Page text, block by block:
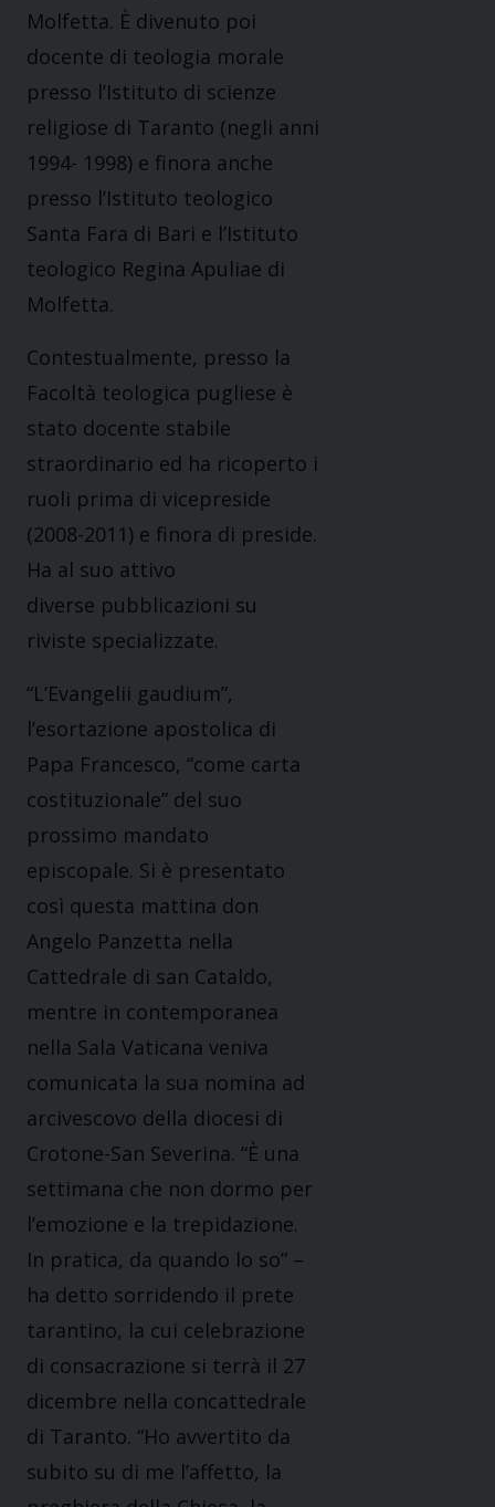
Molfetta. È divenuto poi
docente di teologia morale
presso l’Istituto di scienze
religiose di Taranto (negli anni
1994- 1998) e finora anche
presso l’Istituto teologico
Santa Fara di Bari e l’Istituto
teologico Regina Apuliae di
Molfetta.
Contestualmente, presso la
Facoltà teologica pugliese è
stato docente stabile
straordinario ed ha ricoperto i
ruoli prima di vicepreside
(2008-2011) e finora di preside.
Ha al suo attivo
diverse pubblicazioni su
riviste specializzate.
“L’Evangelii gaudium”,
l’esortazione apostolica di
Papa Francesco, “come carta
costituzionale” del suo
prossimo mandato
episcopale. Si è presentato
così questa mattina don
Angelo Panzetta nella
Cattedrale di san Cataldo,
mentre in contemporanea
nella Sala Vaticana veniva
comunicata la sua nomina ad
arcivescovo della diocesi di
Crotone-San Severina. “È una
settimana che non dormo per
l’emozione e la trepidazione.
In pratica, da quando lo so” –
ha detto sorridendo il prete
tarantino, la cui celebrazione
di consacrazione si terrà il 27
dicembre nella concattedrale
di Taranto. “Ho avvertito da
subito su di me l’affetto, la